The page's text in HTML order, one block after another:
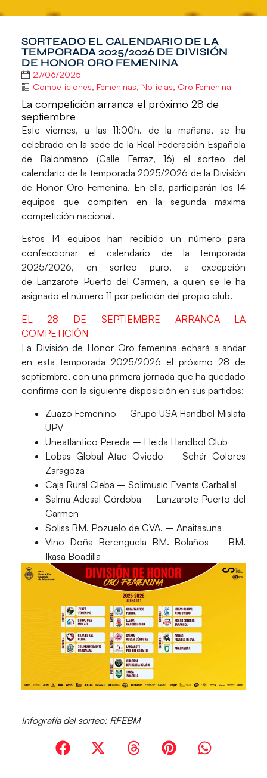
SORTEADO EL CALENDARIO DE LA
TEMPORADA 2025/2026 DE DIVISIÓN
DE HONOR ORO FEMENINA
27/06/2025
Competiciones, Femeninas, Noticias, Oro Femenina
La competición arranca el próximo 28 de
septiembre
Esteviernes, a las 11:00h. de la mañana, se ha
celebrado en la sede de la Real Federación Española
de Balonmano (Calle Ferraz, 16) el sorteo del
calendario de la temporada 2025/2026 de la División
de Honor Oro Femenina. En ella, participarán los 14
equipos que compiten en la segunda máxima
competición nacional.
Estos 14 equipos han recibido un número para
confeccionar el calendario de la temporada
2025/2026, en sorteo puro, a excepción
de Lanzarote Puerto del Carmen, a quien se le ha
asignado el número 11 por petición del propio club.
EL 28 DE SEPTIEMBRE ARRANCA LA
COMPETICIÓN
La División de Honor Oro femenina echará a andar
en esta temporada 2025/2026 el próximo 28 de
septiembre, con una primera jornada que ha quedado
confirma con la siguiente disposición en sus partidos:
Zuazo Femenino – Grupo USA Handbol Mislata
UPV
Uneatlántico Pereda – Lleida Handbol Club
Lobas Global Atac Oviedo – Schär Colores
Zaragoza
Caja Rural Cleba – Solimusic Events Carballal
Salma Adesal Córdoba – Lanzarote Puerto del
Carmen
Soliss BM. Pozuelo de CVA. – Anaitasuna
Vino Doña Berenguela BM. Bolaños – BM.
Ikasa Boadilla
Infografía del sorteo: RFEBM